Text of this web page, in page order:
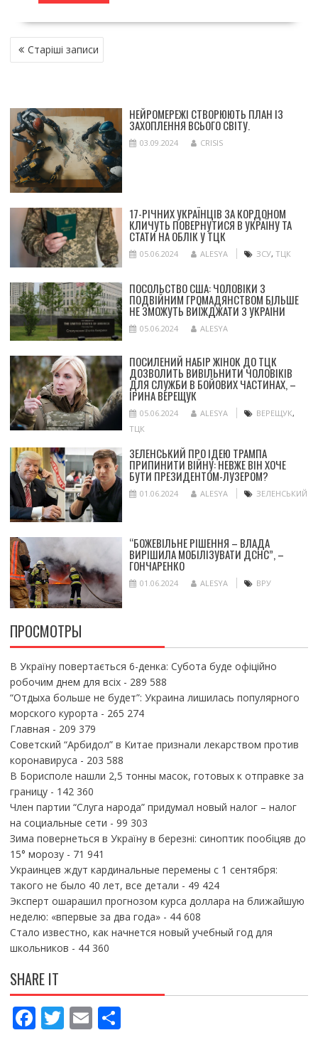
НАВІГАЦІЯ
ЗА Старіші записи
НЕЙРОМЕРЕЖІ СТВОРЮЮТЬ ПЛАН ІЗ
ЗАХОПЛЕННЯ ВСЬОГО СВІТУ.
03.09.2024 CRISIS
17-РІЧНИХ УКРАЇНЦІВ ЗА КОРДОНОМ
КЛИЧУТЬ ПОВЕРНУТИСЯ В УКРАЇНУ ТА
СТАТИ НА ОБЛІК У ТЦК
05.06.2024 ALESYA ЗСУ, ТЦК
ПОСОЛЬСТВО США: ЧОЛОВІКИ З
ПОДВІЙНИМ ГРОМАДЯНСТВОМ БІЛЬШЕ
НЕ ЗМОЖУТЬ ВИЇЖДЖАТИ З УКРАЇНИ
05.06.2024 ALESYA
ПОСИЛЕНИЙ НАБІР ЖІНОК ДО ТЦК
ДОЗВОЛИТЬ ВИВІЛЬНИТИ ЧОЛОВІКІВ
ДЛЯ СЛУЖБИ В БОЙОВИХ ЧАСТИНАХ, –
ІРИНА ВЕРЕЩУК
05.06.2024 ALESYA ВЕРЕЩУК,
ТЦК
ЗЕЛЕНСЬКИЙ ПРО ІДЕЮ ТРАМПА
ПРИПИНИТИ ВІЙНУ: НЕВЖЕ ВІН ХОЧЕ
БУТИ ПРЕЗИДЕНТОМ-ЛУЗЕРОМ?
01.06.2024 ALESYA ЗЕЛЕНСЬКИЙ
“БОЖЕВІЛЬНЕ РІШЕННЯ – ВЛАДА
ВИРІШИЛА МОБІЛІЗУВАТИ ДСНС”, –
ГОНЧАРЕНКО
01.06.2024 ALESYA ВРУ
ПРОСМОТРЫ
В Україну повертається 6-денка: Субота буде офіційно
робочим днем для всіх- 289 588
“Отдыха больше не будет”: Украина лишилась популярного
морского курорта - 265 274
Главная - 209 379
Советский “Арбидол” в Китае признали лекарством против
коронавируса - 203 588
В Борисполе нашли 2,5 тонны масок, готовых к отправке за
границу- 142 360
Член партии “Слуга народа” придумал новый налог – налог
на социальные сети - 99 303
Зима повернеться в Україну в березні: синоптик пообіцяв до
15° морозу- 71 941
Украинцев ждут кардинальные перемены с 1 сентября:
такого не было 40 лет, все детали - 49 424
Эксперт ошарашил прогнозом курса доллара на ближайшую
неделю: «впервые за два года»- 44 608
Стало известно, как начнется новый учебный год для
школьников - 44 360
SHARE IT
F T E П